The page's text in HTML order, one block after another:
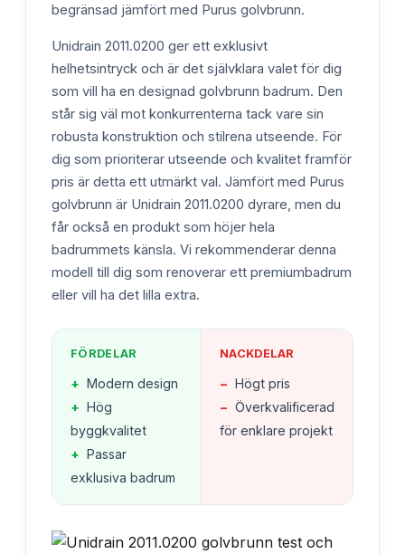
begränsad jämfört med Purus golvbrunn.
Unidrain 2011.0200 ger ett exklusivt
helhetsintryck och är det självklara valet för dig
som vill ha en designad golvbrunn badrum. Den
står sig väl mot konkurrenterna tack vare sin
robusta konstruktion och stilrena utseende. För
dig som prioriterar utseende och kvalitet framför
pris är detta ett utmärkt val. Jämfört med Purus
golvbrunn är Unidrain 2011.0200 dyrare, men du
får också en produkt som höjer hela
badrummets känsla. Vi rekommenderar denna
modell till dig som renoverar ett premiumbadrum
eller vill ha det lilla extra.
FÖRDELAR
+ Modern design
+ Hög
byggkvalitet
+ Passar
exklusiva badrum
NACKDELAR
− Högt pris
− Överkvalificerad
för enklare projekt